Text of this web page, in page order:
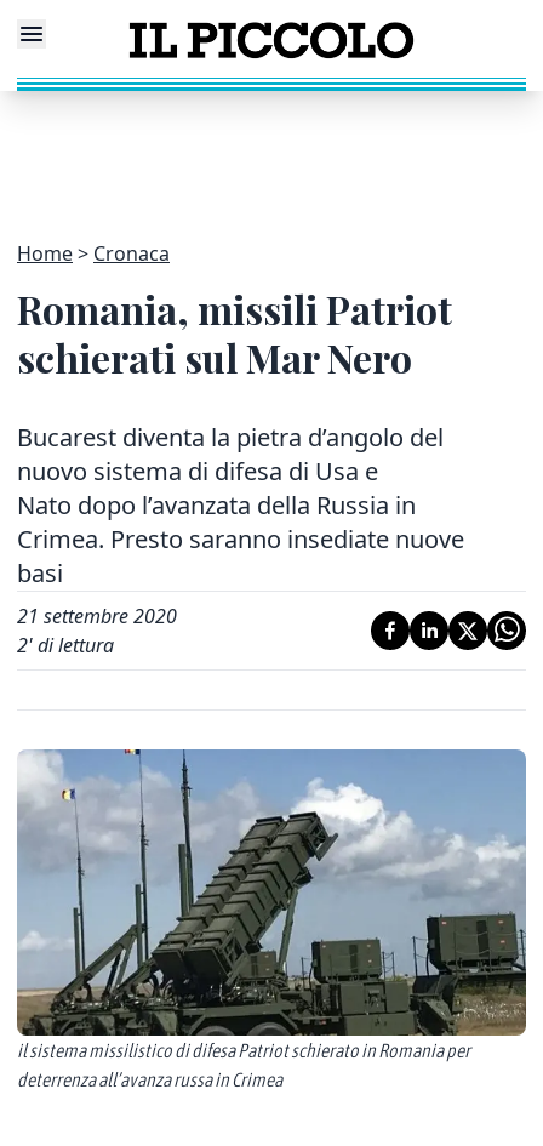
Home Cronaca
Romania, missili Patriot
schierati sul Mar Nero
Bucarest diventa la pietra d’angolo del
nuovo sistema di difesa di Usa e
Nato dopo l’avanzata della Russia in
Crimea. Presto saranno insediate nuove
basi
21 settembre 2020
2' di lettura
il sistema missilistico di difesa Patriot schierato in Romania per
deterrenza all’avanza russa in Crimea